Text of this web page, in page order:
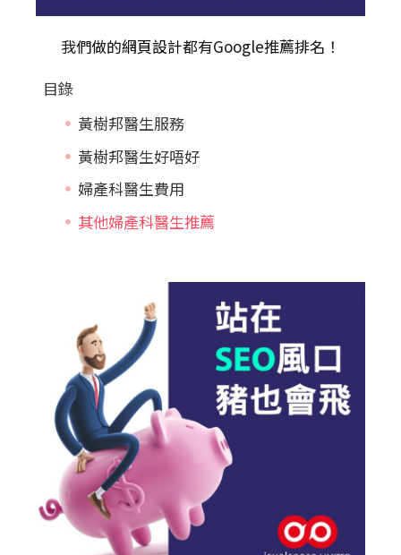
我們做的網頁設計都有Google推薦排名！
目錄
黃樹邦醫生服務
黃樹邦醫生好唔好
婦產科醫生費用
其他婦產科醫生推薦